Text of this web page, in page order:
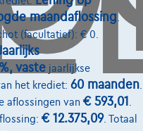
maandaflossing.
(facultatief): € 0.
vaste jaarlijkse
het krediet: 60 maanden.
aflossingen van € 593,01 .
€ 12.375,09. Totaal